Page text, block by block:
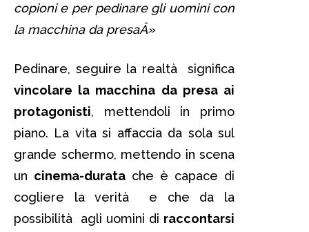
copioni e per pedinare gli uomini con
la macchina da presaÂ»
Pedinare, seguire la realtà significa
vincolare la macchina da presa ai
protagonisti, mettendoli in primo
piano. La vita si affaccia da sola sul
grande schermo, mettendo in scena
un cinema-durata che è capace di
cogliere la verità e che da la
possibilità agli uomini di raccontarsi